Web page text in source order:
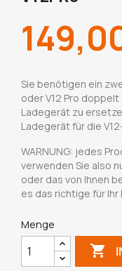
Sie benötigen ein
oder V12 Pro
Ladegerät zu
Ladegerät für die
WARNUNG: jedes
verwenden Sie also
oder das von Ihnen
es das richtige für Ihr
Menge
